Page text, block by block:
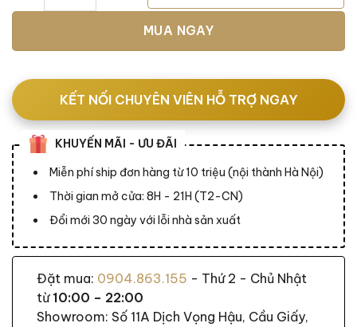
MUA NGAY
KẾT NỐI CHUYÊN VIÊN HỖ TRỢ NGAY
KHUYẾN MÃI - ƯU ĐÃI
Miễn phí ship đơn hàng từ 10 triệu (nội thành Hà Nội)
Thời gian mở cửa: 8H - 21H (T2-CN)
Đổi mới 30 ngày với lỗi nhà sản xuất
Đặt mua: 0904.863.155 - Thứ 2 - Chủ Nhật
từ10:00 – 22:00
Showroom: Số 11A Dịch Vọng Hậu, Cầu Giấy,